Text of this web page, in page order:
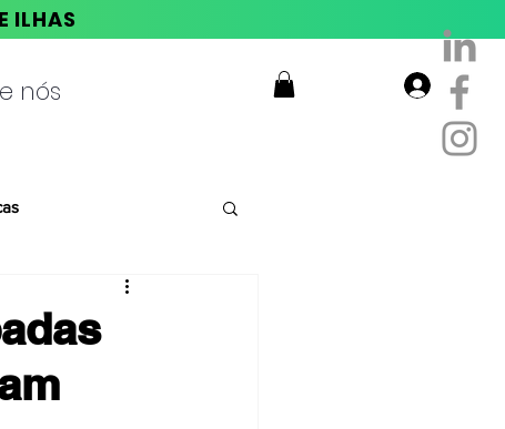
ILHAS
nós Login